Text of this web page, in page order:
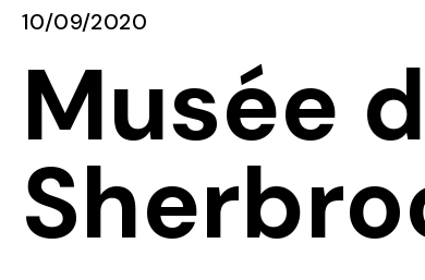
10/09/2020
Musée